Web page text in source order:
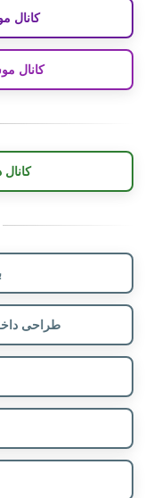
کانال
کانال
کانال
طراحی